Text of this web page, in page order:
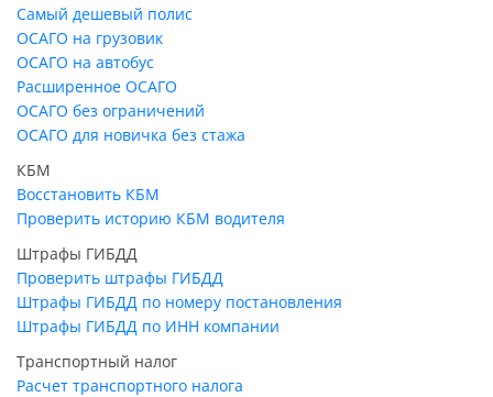
Самый дешевый полис
ОСАГО на грузовик
ОСАГО на автобус
Расширенное ОСАГО
ОСАГО без ограничений
ОСАГО для новичка без стажа
КБМ
Восстановить КБМ
Проверить историю КБМ водителя
Штрафы ГИБДД
Проверить штрафы ГИБДД
Штрафы ГИБДД по номеру постановления
Штрафы ГИБДД по ИНН компании
Транспортный налог
Расчет транспортного налога